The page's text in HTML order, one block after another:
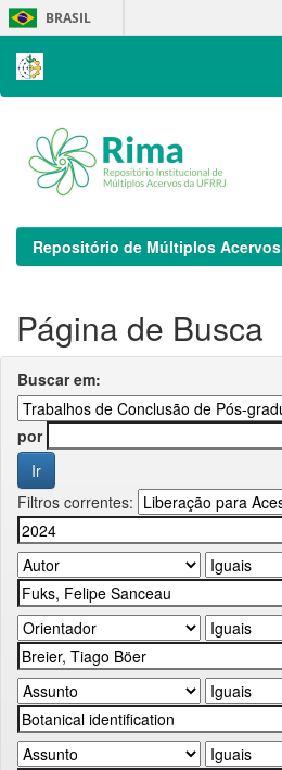
Skip
navigation
BRASIL
Repositório de Múltiplos Acervos
Página de Busca
Buscar em:
por
Filtros correntes: